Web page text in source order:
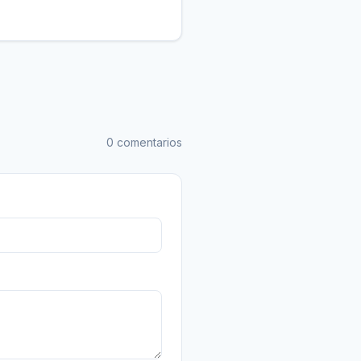
0 comentarios